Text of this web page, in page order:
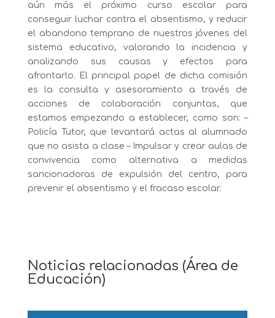
aún más el próximo curso escolar para
conseguir luchar contra el absentismo, y reducir
el abandono temprano de nuestros jóvenes del
sistema educativo, valorando la incidencia y
analizando sus causas y efectos para
afrontarlo. El principal papel de dicha comisión
es la consulta y asesoramiento a través de
acciones de colaboración conjuntas, que
estamos empezando a establecer, como son: –
Policía Tutor, que levantará actas al alumnado
que no asista a clase – Impulsar y crear aulas de
convivencia como alternativa a medidas
sancionadoras de expulsión del centro, para
prevenir el absentismo y el fracaso escolar.
Noticias relacionadas (Área de
Educación)